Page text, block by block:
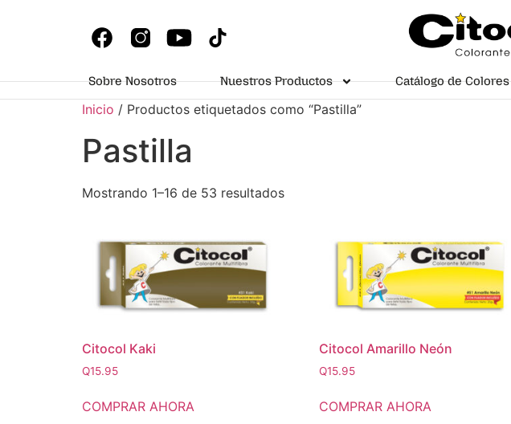
Sobre Nosotros Nuestros Productos Catálogo de Colores
Inicio / Productos etiquetados como “Pastilla”
Pastilla
Mostrando 1–16 de 53 resultados
Citocol Kaki
Q15.95
COMPRAR AHORA
Citocol Amarillo Neón
Q15.95
COMPRAR AHORA